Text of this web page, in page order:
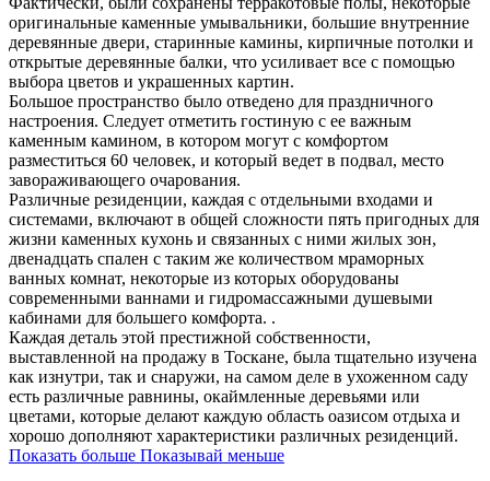
оригинальные каменные умывальники, большие внутренние
деревянные двери, старинные камины, кирпичные потолки и
открытые деревянные балки, что усиливает все с помощью
выбора цветов и украшенных картин.
Большое пространство было отведено для праздничного
настроения. Следует отметить гостиную с ее важным
каменным камином, в котором могут с комфортом
разместиться 60 человек, и который ведет в подвал, место
завораживающего очарования.
Различные резиденции, каждая с отдельными входами и
системами, включают в общей сложности пять пригодных для
жизни каменных кухонь и связанных с ними жилых зон,
двенадцать спален с таким же количеством мраморных
ванных комнат, некоторые из которых оборудованы
современными ваннами и гидромассажными душевыми
кабинами для большего комфорта. .
Каждая деталь этой престижной собственности,
выставленной на продажу в Тоскане, была тщательно изучена
как изнутри, так и снаружи, на самом деле в ухоженном саду
есть различные равнины, окаймленные деревьями или
цветами, которые делают каждую область оазисом отдыха и
хорошо дополняют характеристики различных резиденций.
Показать больше Показывай меньше